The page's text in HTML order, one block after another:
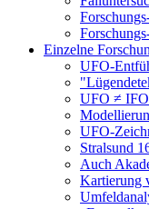
Einzelne
UFO-
UFO ≠
UFO-
Stralsund
Auch
Kartierung